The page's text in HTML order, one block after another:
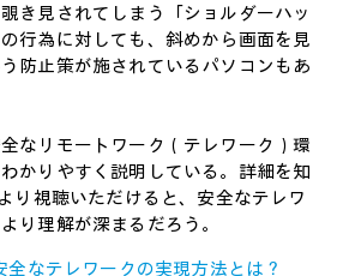
き見されてしまう「ショルダーハッ
行為に対しても、斜めから画面を見
防止策が施されているパソコンもあ
なリモートワーク（テレワーク）環
かりやすく説明している。詳細を知
り視聴いただけると、安全なテレワ
り理解が深まるだろう。
全なテレワークの実現方法とは？